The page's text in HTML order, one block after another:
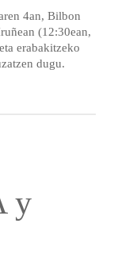
4an, Bilbon
(12:30ean,
erabakitzeko
dugu.
y